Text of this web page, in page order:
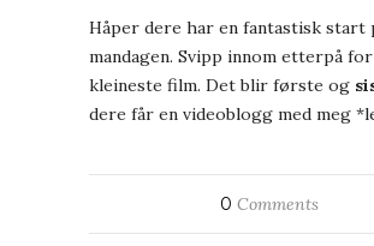
Håper dere har en fantastisk start
mandagen. Svipp innom etterpå
kleineste film. Det blir første og
dere får en videoblogg med meg
0 Comments